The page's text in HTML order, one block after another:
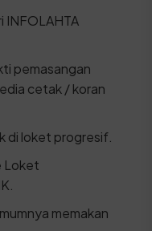
INFOLAHTA
pemasangan
cetak / koran
di loket progresif.
Loket
memakan